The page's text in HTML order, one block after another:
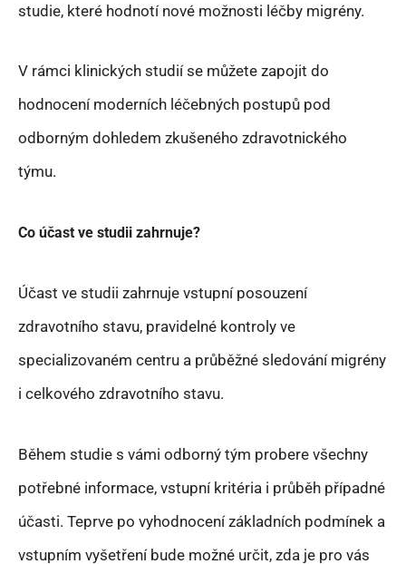
studie, které hodnotí nové možnosti léčby migrény.
V rámci klinických studií se můžete zapojit do
hodnocení moderních léčebných postupů pod
odborným dohledem zkušeného zdravotnického
týmu.
Co účast ve studii zahrnuje?
Účast ve studii zahrnuje vstupní posouzení
zdravotního stavu, pravidelné kontroly ve
specializovaném centru a průběžné sledování migrény
i celkového zdravotního stavu.
Během studie s vámi odborný tým probere všechny
potřebné informace, vstupní kritéria i průběh případné
účasti. Teprve po vyhodnocení základních podmínek a
vstupním vyšetření bude možné určit, zda je pro vás